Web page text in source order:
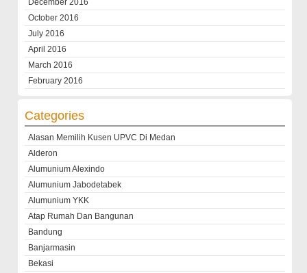
December 2016
October 2016
July 2016
April 2016
March 2016
February 2016
Categories
Alasan Memilih Kusen UPVC Di Medan
Alderon
Alumunium Alexindo
Alumunium Jabodetabek
Alumunium YKK
Atap Rumah Dan Bangunan
Bandung
Banjarmasin
Bekasi